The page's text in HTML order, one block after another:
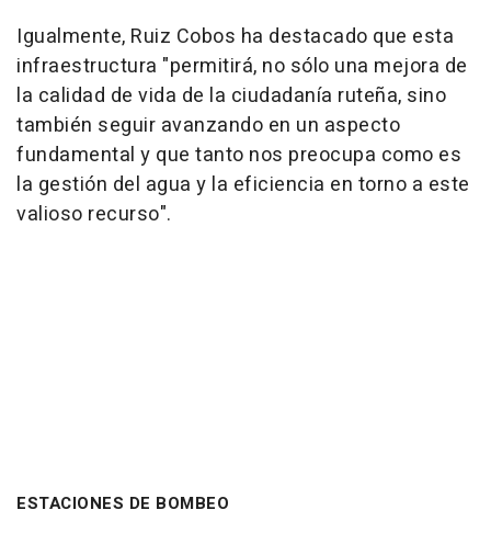
Igualmente, Ruiz Cobos ha destacado que esta
infraestructura "permitirá, no sólo una mejora de
la calidad de vida de la ciudadanía ruteña, sino
también seguir avanzando en un aspecto
fundamental y que tanto nos preocupa como es
la gestión del agua y la eficiencia en torno a este
valioso recurso".
ESTACIONES DE BOMBEO